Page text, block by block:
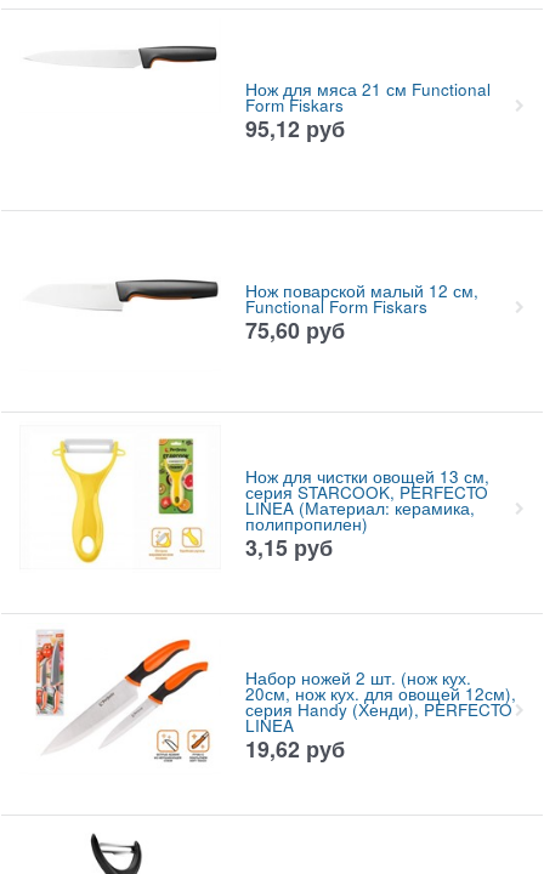
Нож для мяса 21 см Functional
Form Fiskars
95,12 руб
Нож поварской малый 12 см,
Functional Form Fiskars
75,60 руб
Нож для чистки овощей 13 см,
серия STARCOOK, PERFECTO
LINEA (Материал: керамика,
полипропилен)
3,15 руб
Набор ножей 2 шт. (нож кух.
20см, нож кух. для овощей 12см),
серия Handy (Хенди), PERFECTO
LINEA
19,62 руб